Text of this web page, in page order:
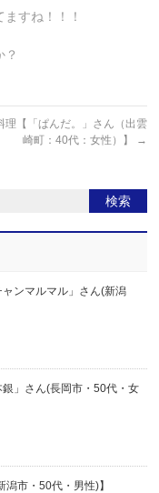
すね！！！
理【「ぱんだ。」さん（出雲
崎町：40代：女性）】
→
ンマルマル」さん(新潟
」さん(長岡市・50代・女
市・50代・男性)】